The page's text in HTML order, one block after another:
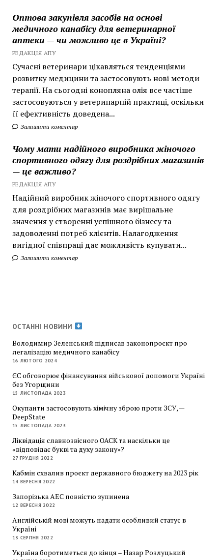
Оптова закупівля засобів на основі
медичного канабісу для ветеринарної
аптеки — чи можливо це в Україні?
РЕДАКЦІЯ АПУ
Сучасні ветеринари цікавляться тенденціями
розвитку медицини та застосовують нові методи
терапії. На сьогодні конопляна олія все частіше
застосовуються у ветеринарній практиці, оскільки
її ефективність доведена...
Залишити коментар
Чому мати надійного виробника жіночого
спортивного одягу для роздрібних магазинів
— це важливо?
РЕДАКЦІЯ АПУ
Надійний виробник жіночого спортивного одягу
для роздрібних магазинів має вирішальне
значення у створенні успішного бізнесу та
задоволенні потреб клієнтів. Налагодження
вигідної співпраці дає можливість купувати...
Залишити коментар
ОСТАННІ НОВИНИ
Володимир Зеленський підписав законопроєкт про
легалізацію медичного канабісу
16 ЛЮТОГО 2024
ЄС обговорює фінансування військової допомоги Україні
без Угорщини
15 ЛИСТОПАДА 2023
Окупанти застосовують хімічну зброю проти ЗСУ, —
DeepState
15 ЛИСТОПАДА 2023
Ліквідація славнозвісного ОАСК та наскільки це
«відповідає букві та духу закону»?
27 ГРУДНЯ 2022
Кабмін схвалив проєкт державного бюджету на 2023 рік
14 ВЕРЕСНЯ 2022
Запорізька АЕС повністю зупинена
12 ВЕРЕСНЯ 2022
Англійській мові можуть надати особливий статус в
Україні
13 СЕРПНЯ 2022
Україна боротиметься до кінця – Назар Розлуцький